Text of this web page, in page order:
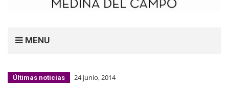
MENU
Últimas noticias 24 junio, 2014